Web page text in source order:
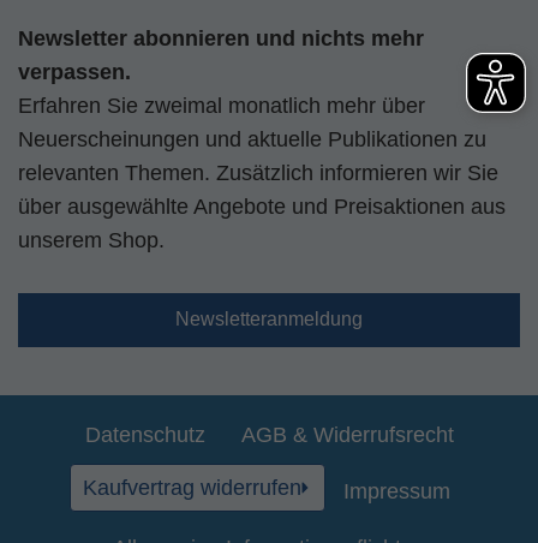
Newsletter abonnieren und nichts mehr
verpassen.
Erfahren Sie zweimal monatlich mehr über
Neuerscheinungen und aktuelle Publikationen zu
relevanten Themen. Zusätzlich informieren wir Sie
über ausgewählte Angebote und Preisaktionen aus
unserem Shop.
Newsletteranmeldung
Datenschutz AGB & Widerrufsrecht
Kaufvertrag widerrufen Impressum